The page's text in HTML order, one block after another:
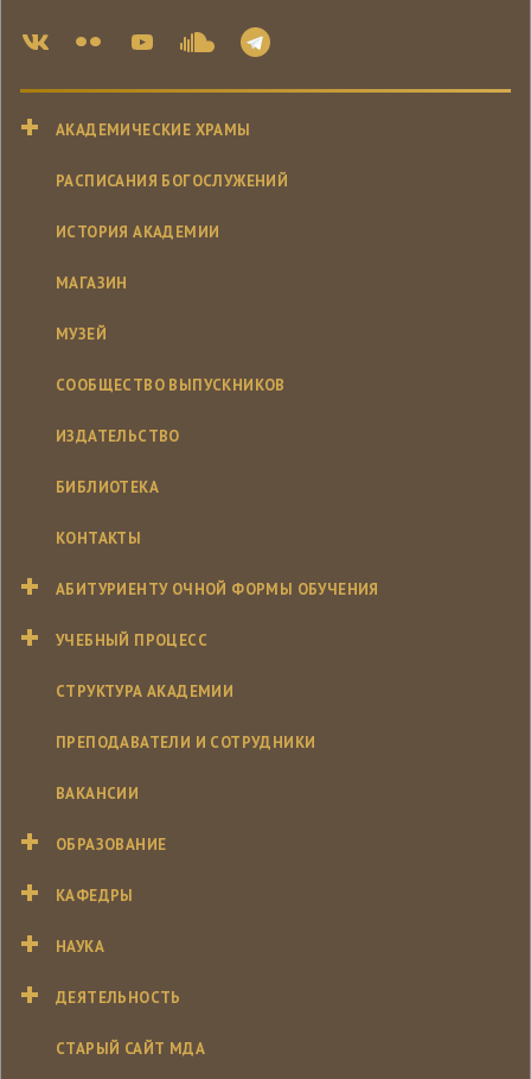
АКАДЕМИЧЕСКИЕ ХРАМЫ
РАСПИСАНИЯ БОГОСЛУЖЕНИЙ
ИСТОРИЯ АКАДЕМИИ
МАГАЗИН
МУЗЕЙ
СООБЩЕСТВО ВЫПУСКНИКОВ
ИЗДАТЕЛЬСТВО
БИБЛИОТЕКА
КОНТАКТЫ
АБИТУРИЕНТУ ОЧНОЙ ФОРМЫ ОБУЧЕНИЯ
УЧЕБНЫЙ ПРОЦЕСС
СТРУКТУРА АКАДЕМИИ
ПРЕПОДАВАТЕЛИ И СОТРУДНИКИ
ВАКАНСИИ
ОБРАЗОВАНИЕ
КАФЕДРЫ
НАУКА
ДЕЯТЕЛЬНОСТЬ
СТАРЫЙ САЙТ МДА